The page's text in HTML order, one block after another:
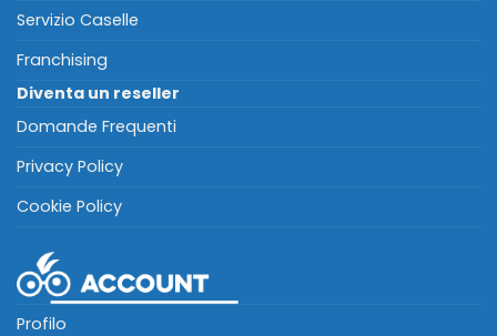
Servizio Caselle
Franchising
Diventa un reseller
Domande Frequenti
Privacy Policy
Cookie Policy
Profilo